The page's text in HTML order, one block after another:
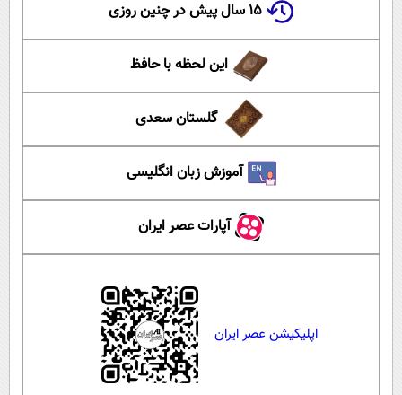
۱۵ سال پیش در چنین روزی
این لحظه با حافظ
گلستان سعدی
آموزش زبان انگلیسی
آپارات عصر ایران
اپلیکیشن عصر ایران